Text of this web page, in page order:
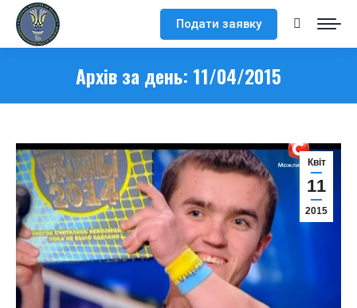
Подати заявку Search:
Архів за день: 11/04/2015
Квіт
11
2015